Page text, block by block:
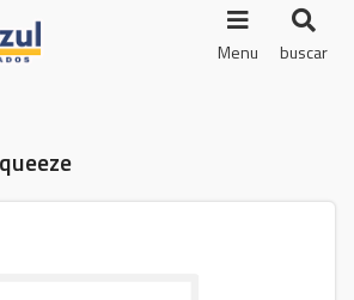
Menu buscar